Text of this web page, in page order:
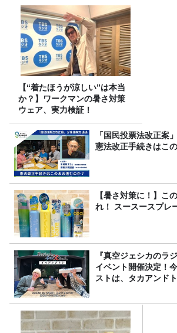
【“着たほうが涼しい”は本当
か？】ワークマンの暑さ対策
ウェア、実力検証！
「国民投票法改正案
憲法改正手続きはこ
【暑さ対策に！】こ
れ！ スースースプレ
『真空ジェシカのラ
イベント開催決定！
ストは、タカアンド